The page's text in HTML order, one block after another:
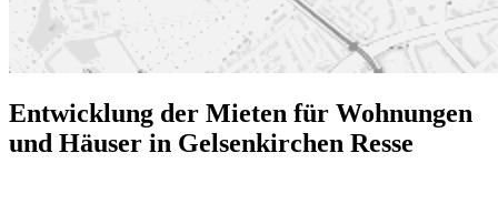
Entwicklung der Mieten für Wohnungen
und Häuser in Gelsenkirchen Resse